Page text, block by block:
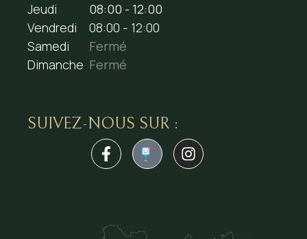
Jeudi
08:00 - 12:00
Vendredi
08:00 - 12:00
Samedi
Fermé
Dimanche Fermé
SUIVEZ-NOUS SUR :
1